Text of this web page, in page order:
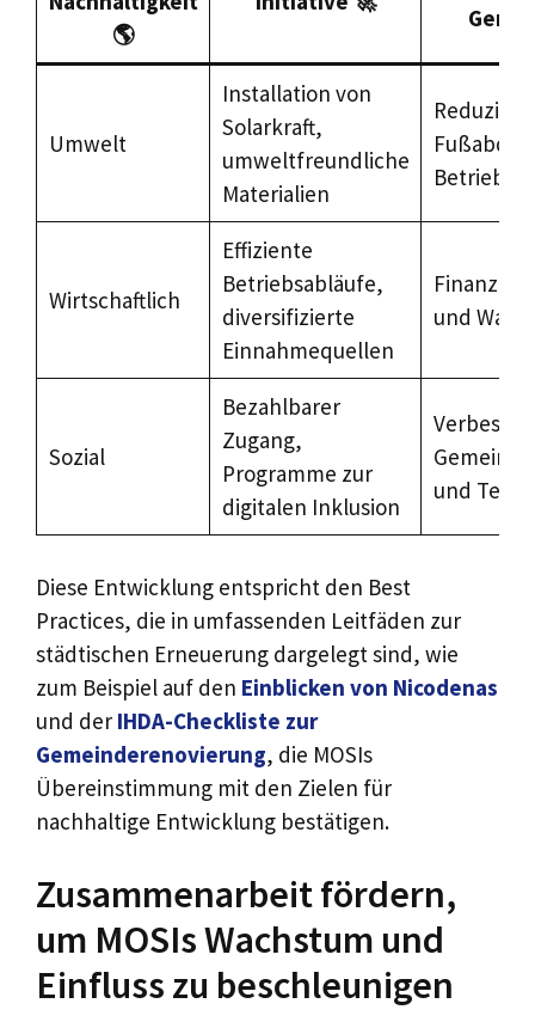
🌎
Umwelt
Installation von
Solarkraft,
umweltfreundliche
Materialien
Wirtschaftlich
Effiziente
Betriebsabläufe,
diversifizierte
Einnahmequellen
und
Sozial
Bezahlbarer
Zugang,
Programme zur
digitalen Inklusion
und
Diese Entwicklung entspricht den Best
Practices, die in umfassenden Leitfäden zur
städtischen Erneuerung dargelegt sind, wie
zum Beispiel auf den Einblicken von Nicodenas
und der IHDA-Checkliste zur
Gemeinderenovierung, die MOSIs
Übereinstimmung mit den Zielen für
nachhaltige Entwicklung bestätigen.
Zusammenarbeit fördern,
um MOSIs Wachstum und
Einfluss zu beschleunigen